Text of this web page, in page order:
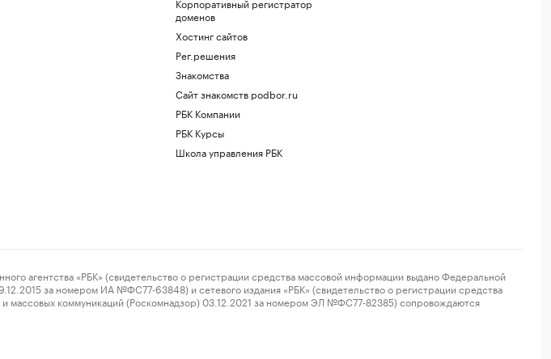
доменов
Хостинг сайтов
Рег.решения
Знакомства
Сайт знакомств podbor.ru
РБК Компании
РБК Курсы
Школа управления РБК
«РБК» (свидетельство о регистрации средства массовой информации выдано Федеральной
за номером ИА №ФС77-63848) и сетевого издания «РБК» (свидетельство о регистрации средства
массовых коммуникаций (Роскомнадзор) 03.12.2021 за номером ЭЛ №ФС77-82385) сопровождаются